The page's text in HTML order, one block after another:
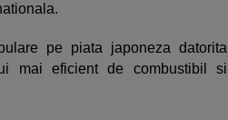
pe piata japoneza datorita
mai eficient de combustibil si